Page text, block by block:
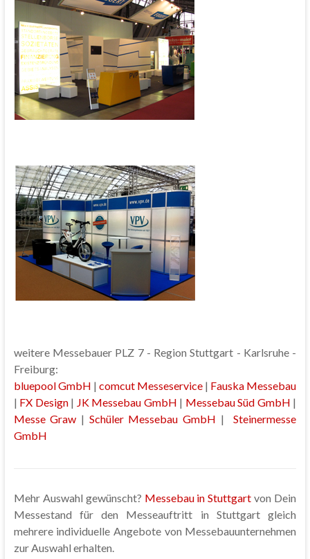
weitere Messebauer PLZ 7 - Region Stuttgart - Karlsruhe -
Freiburg:
bluepool GmbH | comcut Messeservice | Fauska Messebau
| FX Design| JK Messebau GmbH | Messebau Süd GmbH |
Messe Graw | Schüler Messebau GmbH |
Steinermesse
GmbH
Mehr Auswahl gewünscht? Messebau in Stuttgart von Dein
Messestand für den Messeauftritt in Stuttgart gleich
mehrere individuelle Angebote von Messebauunternehmen
zur Auswahl erhalten.